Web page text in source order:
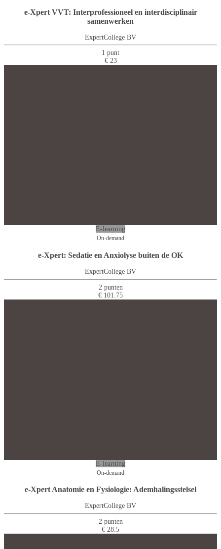
e-Xpert VVT: Interprofessioneel en interdisciplinair
samenwerken
ExpertCollege BV
1 punt
€ 23
E-learning
On-demand
e-Xpert: Sedatie en Anxiolyse buiten de OK
ExpertCollege BV
2 punten
€ 101.75
E-learning
On-demand
e-Xpert Anatomie en Fysiologie: Ademhalingsstelsel
ExpertCollege BV
2 punten
€ 28.5